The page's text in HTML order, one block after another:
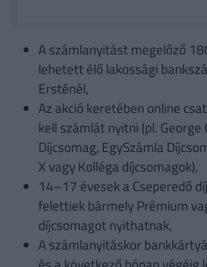
A számlanyitást megelőző
lehetett élő lakossági
Ersténél,
Az akció keretében online
kell számlát nyitni (pl. George
Díjcsomag, EgySzámla
X vagy Kolléga díjcsomagok),
14–17 évesek a Cseperedő
felettiek bármely Prémium
díjcsomagot nyithatnak,
A számlanyitáskor